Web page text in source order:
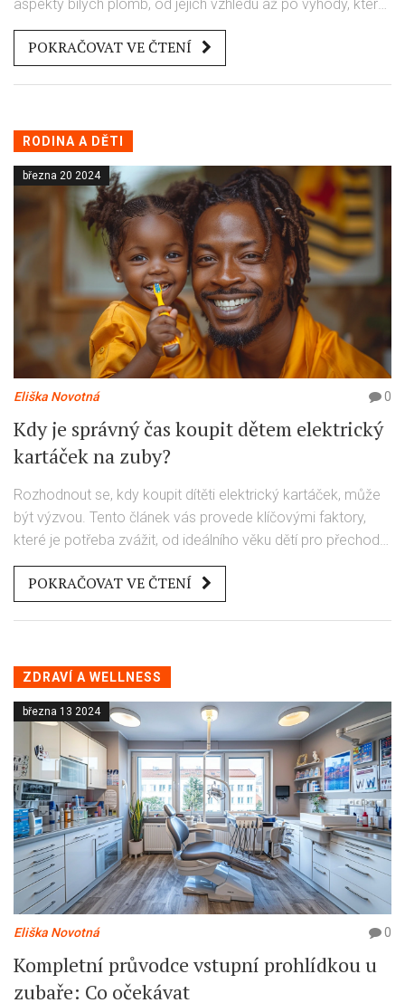
aspekty bílých plomb, od jejich vzhledu až po výhody, které
přinášejí. Naučíte se, jak bílé plomby přispívají k estetice
vašeho úsměvu, jakou hrají roli v moderní stomatologii a
také jak se o ně starat, aby vydržely co nejdéle. Připravte
POKRAČOVAT VE ČTENÍ
RODINA A DĚTI
března 20 2024
Eliška Novotná 0
Kdy je správný čas koupit dětem elektrický
kartáček na zuby?
Rozhodnout se, kdy koupit dítěti elektrický kartáček, může
být výzvou. Tento článek vás provede klíčovými faktory,
které je potřeba zvážit, od ideálního věku dětí pro přechod
na elektrický kartáček, přes výběr správného modelu, až po
to, jak tuto změnu zařadit do každodenní rutiny vašeho
dítěte. Získáte užitečné tipy a zajímavá data, která vám
POKRAČOVAT VE ČTENÍ
ZDRAVÍ A WELLNESS
března 13 2024
Eliška Novotná 0
Kompletní průvodce vstupní prohlídkou u
zubaře: Co očekávat